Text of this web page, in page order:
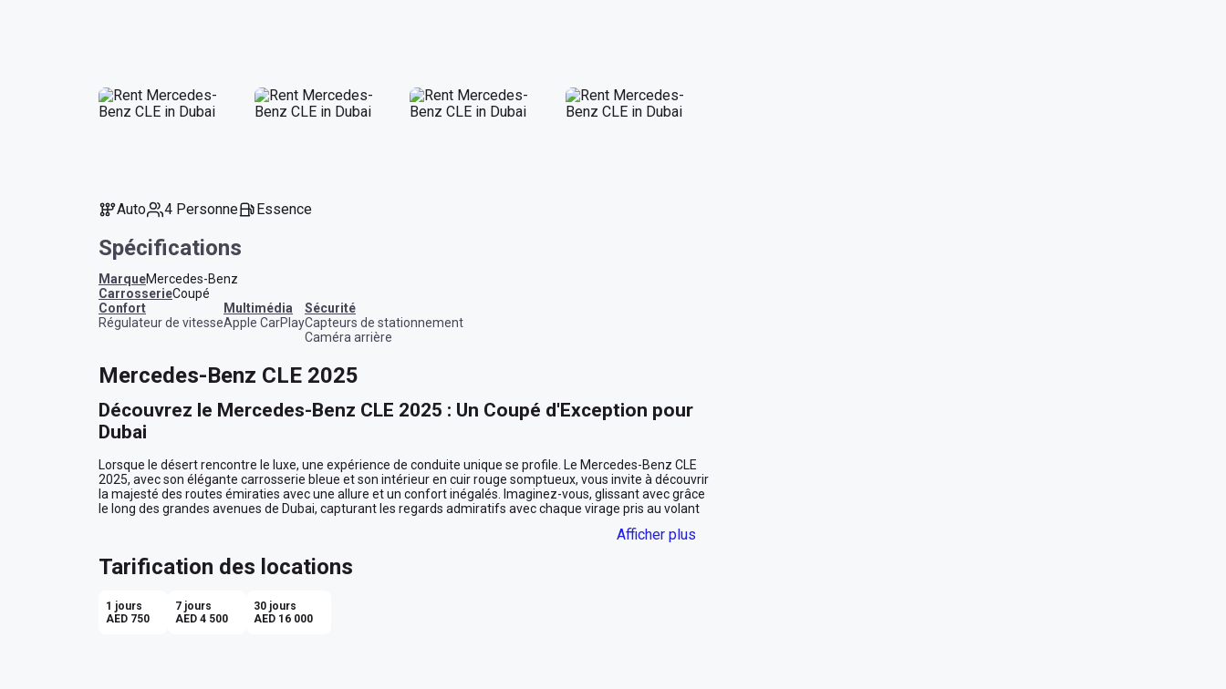
Auto 4 Personne Essence
Spécifications
MarqueMercedes-Benz
CarrosserieCoupé
confort
Régulateur de vitesse
multimédia
Apple CarPlay
sécurité
Capteurs de stationnement
Caméra arrière
Mercedes-Benz CLE 2025
Découvrez le Mercedes-Benz CLE 2025 : Un Coupé d'Exception pour
Dubai
Lorsque le désert rencontre le luxe, une expérience de conduite unique se profile. Le Mercedes-Benz CLE
2025, avec son élégante carrosserie bleue et son intérieur en cuir rouge somptueux, vous invite à découvrir
la majesté des routes émiraties avec une allure et un confort inégalés. Imaginez-vous, glissant avec grâce
le long des grandes avenues de Dubai, capturant les regards admiratifs avec chaque virage pris au volant
Élégance et Raffinement à Chaque Détail
sculpturales incarnent parfaitement l’esprit du luxe moderne. Le bleu profond de sa carrosserie évoque les
eaux scintillantes du Golfe Persique, tandis que son habitacle en cuir rouge vous enveloppe dans une
Afficher plus
Tarification des locations
1 jours
AED 750
7 jours
AED 4 500
30 jours
AED 16 000